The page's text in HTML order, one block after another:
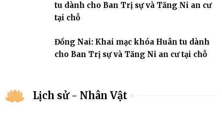
tu dành cho Ban Trị sự và Tăng Ni an cư
tại chỗ
Đồng Nai: Khai mạc khóa Huân tu dành
cho Ban Trị sự và Tăng Ni an cư tại chỗ
Lịch sử - Nhân Vật